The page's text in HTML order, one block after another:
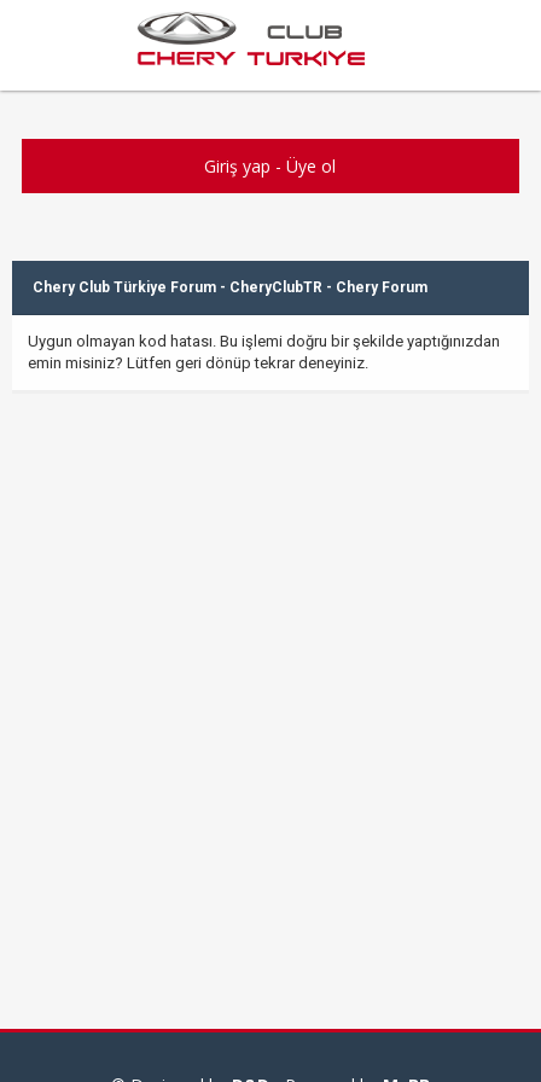
Giriş yap -Üye ol
Chery Club Türkiye Forum - CheryClubTR - Chery Forum
Uygun olmayan kod hatası. Bu işlemi doğru bir şekilde yaptığınızdan
emin misiniz? Lütfen geri dönüp tekrar deneyiniz.